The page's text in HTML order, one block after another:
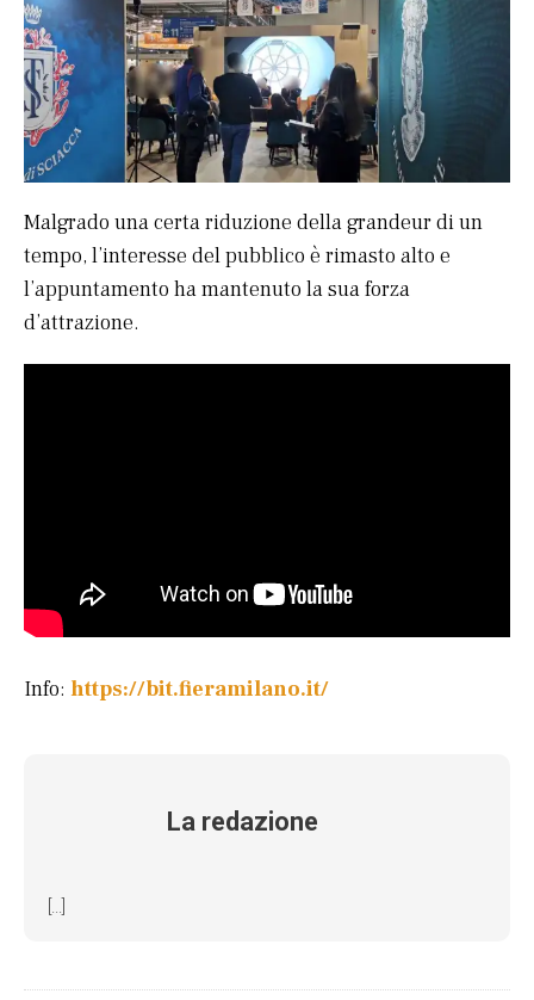
Malgrado una certa riduzione della grandeur di un
tempo, l’interesse del pubblico è rimasto alto e
l’appuntamento ha mantenuto la sua forza
d’attrazione.
Info: https://bit.fieramilano.it/
La redazione
[...]